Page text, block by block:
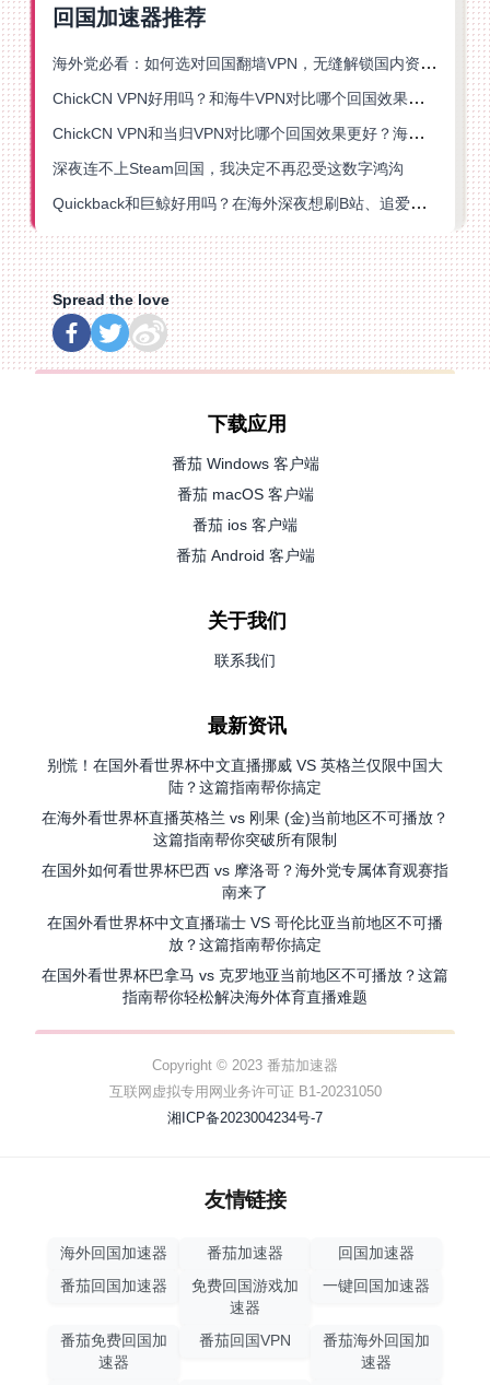
回国加速器推荐
海外党必看：如何选对回国翻墙VPN，无缝解锁国内资源？
ChickCN VPN好用吗？和海牛VPN对比哪个回国效果更好？
ChickCN VPN和当归VPN对比哪个回国效果更好？海外党亲测后选了它
深夜连不上Steam回国，我决定不再忍受这数字鸿沟
Quickback和巨鲸好用吗？在海外深夜想刷B站、追爱奇艺的你，或许正需要这份答案
Spread the love
下载应用
番茄 Windows 客户端
番茄 macOS 客户端
番茄 ios 客户端
番茄 Android 客户端
关于我们
联系我们
最新资讯
别慌！在国外看世界杯中文直播挪威 VS 英格兰仅限中国大
陆？这篇指南帮你搞定
在海外看世界杯直播英格兰 vs 刚果 (金)当前地区不可播放？
这篇指南帮你突破所有限制
在国外如何看世界杯巴西 vs 摩洛哥？海外党专属体育观赛指
南来了
在国外看世界杯中文直播瑞士 VS 哥伦比亚当前地区不可播
放？这篇指南帮你搞定
在国外看世界杯巴拿马 vs 克罗地亚当前地区不可播放？这篇
指南帮你轻松解决海外体育直播难题
Copyright © 2023 番茄加速器
互联网虚拟专用网业务许可证 B1-20231050
湘ICP备2023004234号-7
友情链接
海外回国加速器 番茄加速器
回国加速器
番茄回国加速器
免费回国游戏加
速器
一键回国加速器
番茄免费回国加
速器
番茄回国VPN
番茄海外回国加
速器